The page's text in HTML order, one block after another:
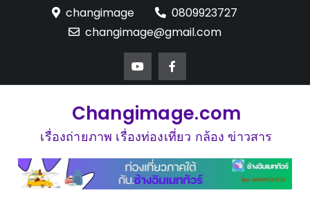
changimage
0809923727
changimage@gmail.com
Changimage.com
เรื่องถ่ายภาพ เรื่องท่องเที่ยว กล้อง ข่าวสาร